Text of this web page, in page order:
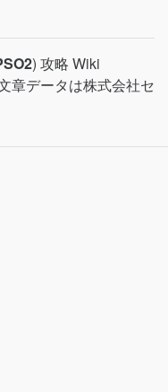
) 攻略 Wiki
章データは株式会社セ